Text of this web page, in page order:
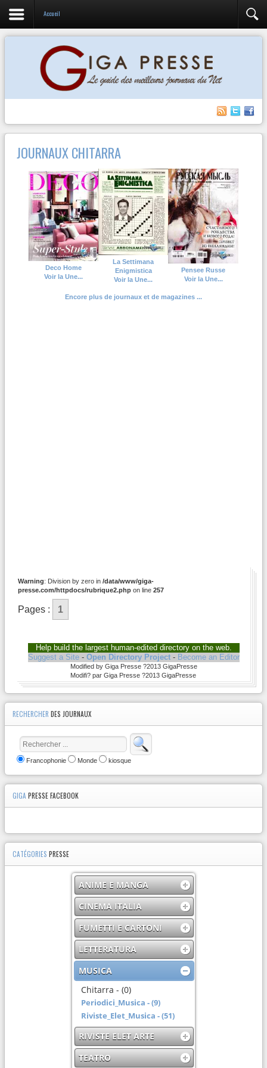
Accueil
JOURNAUX CHITARRA
Deco Home
Voir la Une...
La Settimana
Enigmistica
Voir la Une...
Pensee Russe
Voir la Une...
Encore plus de journaux et de magazines ...
Warning: Division by zero in /data/www/giga-
presse.com/httpdocs/rubrique2.php on line 257
Pages : 1
Help build the largest human-edited directory on the web.
Suggest a Site- Open Directory Project- Become an Editor
Modified by Giga Presse ?2013 GigaPresse
Modifi? par Giga Presse ?2013 GigaPresse
RECHERCHER DES JOURNAUX
Francophonie Monde kiosque
GIGAPRESSE FACEBOOK
CATÉGORIES PRESSE
ANIME E MANGA
CINEMA ITALIA
FUMETTI E CARTONI
LETTERATURA
MUSICA
Chitarra - (0)
Periodici_Musica - (9)
Riviste_Elet_Musica - (51)
RIVISTE ELET ARTE
TEATRO